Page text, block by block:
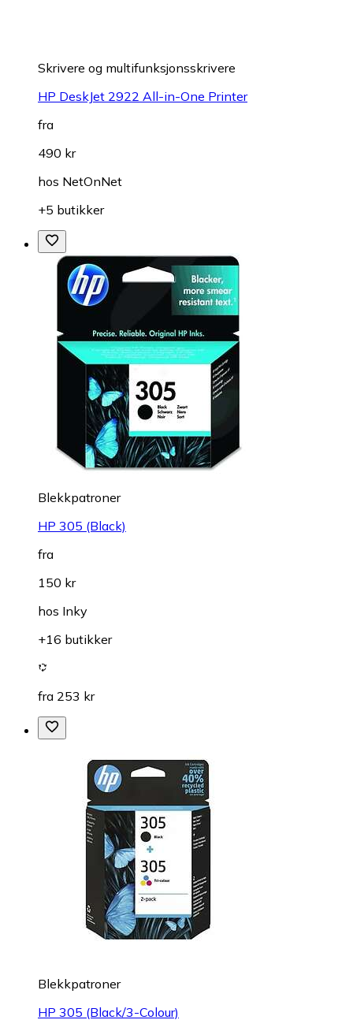
Skrivere og multifunksjonsskrivere
HP DeskJet 2922 All-in-One Printer
fra
490 kr
hos NetOnNet
+5 butikker
Blekkpatroner
HP 305 (Black)
fra
150 kr
hos Inky
+16 butikker
fra 253 kr
Blekkpatroner
HP 305 (Black/3-Colour)